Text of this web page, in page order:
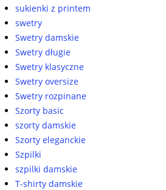
sukienki z printem
swetry
Swetry damskie
Swetry długie
Swetry klasyczne
Swetry oversize
Swetry rozpinane
Szorty basic
szorty damskie
Szorty eleganckie
Szpilki
szpilki damskie
T-shirty damskie